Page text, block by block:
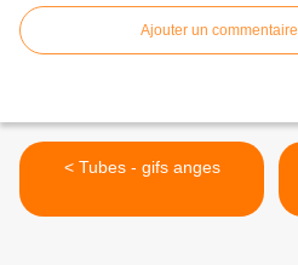
Ajouter un commentaire
< Tubes - gifs anges